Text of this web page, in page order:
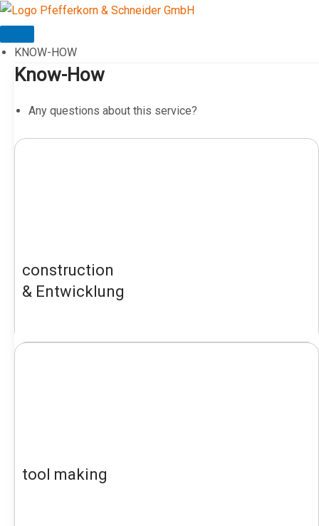
Skip
to
content
KNOW-HOW
Know-How
Any questions about this service?
construction
& Entwicklung
tool making